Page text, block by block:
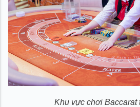
Khu vực chơi Baccarat